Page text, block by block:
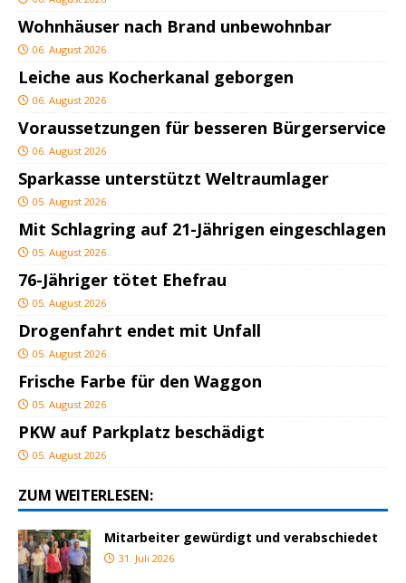
Wohnhäuser nach Brand unbewohnbar
06. August 2026
Leiche aus Kocherkanal geborgen
06. August 2026
Voraussetzungen für besseren Bürgerservice
06. August 2026
Sparkasse unterstützt Weltraumlager
05. August 2026
Mit Schlagring auf 21-Jährigen eingeschlagen
05. August 2026
76-Jähriger tötet Ehefrau
05. August 2026
Drogenfahrt endet mit Unfall
05. August 2026
Frische Farbe für den Waggon
05. August 2026
PKW auf Parkplatz beschädigt
05. August 2026
ZUM WEITERLESEN:
Mitarbeiter gewürdigt und verabschiedet
31. Juli 2026